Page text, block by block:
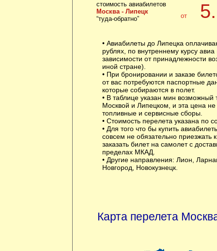
стоимость авиабилетов
Москва - Липецк
“туда-обратно”
от
• Авиабилеты до Липецка
рублях, по внутреннему курсу авиа
зависимости от принадлежности
иной стране).
• При бронировании и заказе
от вас потребуются паспортные
которые собираются в полет.
• В таблице указан мин
Москвой и Липецком, и эта цена
топливные и сервисные сборы.
• Стоимость перелета указана по
• Для того что бы купить
совсем не обязательно
заказать билет на самолет с
пределах МКАД.
• Другие направления: Лион
Новгород
Новокузнецк.
Карта перелета